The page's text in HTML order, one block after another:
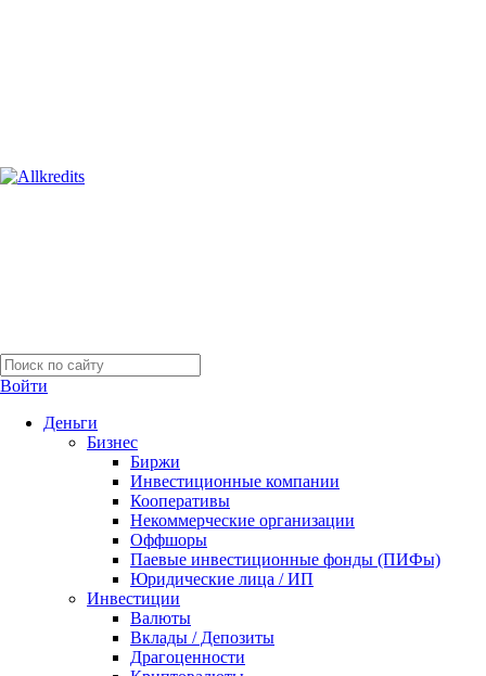
Войти
Деньги
Бизнес
Биржи
Инвестиционные компании
Кооперативы
Некоммерческие организации
Оффшоры
Паевые инвестиционные фонды (ПИФы)
Юридические лица / ИП
Инвестиции
Валюты
Вклады / Депозиты
Драгоценности